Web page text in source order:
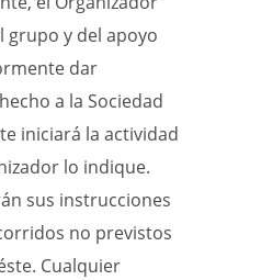
grupo y del apoyo
dar
a la Sociedad
iniciará la actividad
lo indique.
sus instrucciones
no previstos
Cualquier